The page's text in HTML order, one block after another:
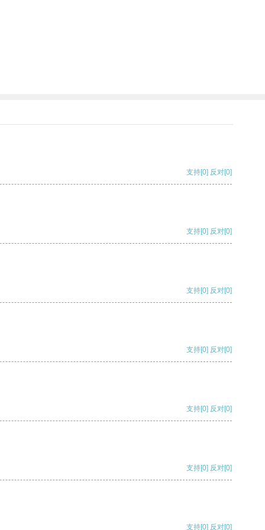
支持[0] 反对[0]
支持[0] 反对[0]
支持[0] 反对[0]
支持[0] 反对[0]
支持[0] 反对[0]
支持[0] 反对[0]
支持[0] 反对[0]